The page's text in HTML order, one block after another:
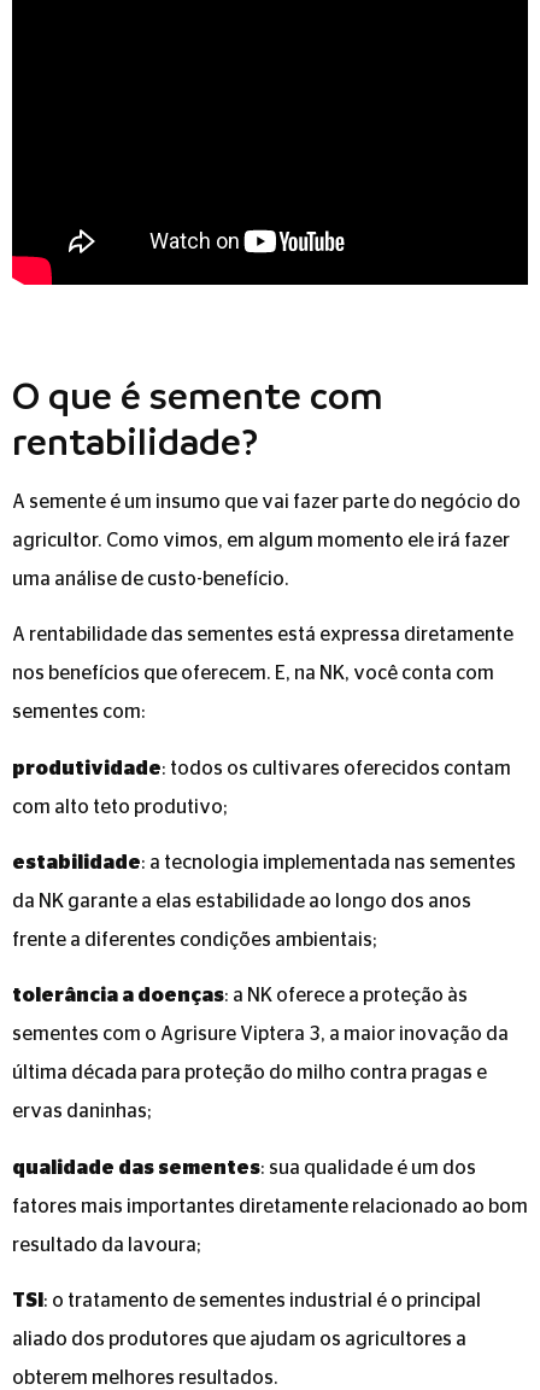
O que é semente com
rentabilidade?
A semente é um insumo que vai fazer parte do negócio do
agricultor. Como vimos, em algum momento ele irá fazer
uma análise de custo-benefício.
A rentabilidade das sementes está expressa diretamente
nos benefícios que oferecem. E, na NK, você conta com
sementes com:
produtividade: todos os cultivares oferecidos contam
com alto teto produtivo;
estabilidade: a tecnologia implementada nas sementes
da NK garante a elas estabilidade ao longo dos anos
frente a diferentes condições ambientais;
tolerância a doenças: a NK oferece a proteção às
sementes com o Agrisure Viptera 3, a maior inovação da
última década para proteção do milho contra pragas e
ervas daninhas;
qualidade das sementes: sua qualidade é um dos
fatores mais importantes diretamente relacionado ao bom
resultado da lavoura;
TSI : o tratamento de sementes industrial é o principal
aliado dos produtores que ajudam os agricultores a
obterem melhores resultados.